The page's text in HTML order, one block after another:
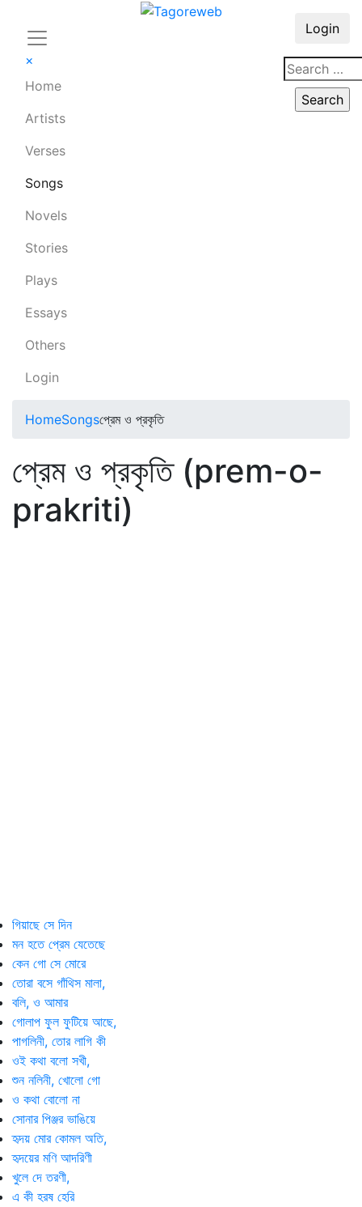
×
Home
Artists
Verses
Songs
Novels
Stories
Plays
Essays
Others
Login
Login
HomeSongsপ্রেম ও প্রকৃতি
প্রেম ও প্রকৃতি (prem-o-
prakriti)
গিয়াছে সে দিন
মন হতে প্রেম যেতেছে
কেন গো সে মোরে
তোরা বসে গাঁথিস মালা,
বলি, ও আমার
গোলাপ ফুল ফুটিয়ে আছে,
পাগলিনী, তোর লাগি কী
ওই কথা বলো সখী,
শুন নলিনী, খোলো গো
ও কথা বোলো না
সোনার পিঞ্জর ভাঙিয়ে
হৃদয় মোর কোমল অতি,
হৃদয়ের মণি আদরিণী
খুলে দে তরণী,
এ কী হরষ হেরি